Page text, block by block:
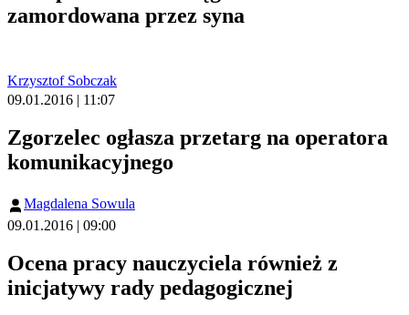
zamordowana przez syna
Krzysztof Sobczak
09.01.2016 | 11:07
Zgorzelec ogłasza przetarg na operatora
komunikacyjnego
Magdalena Sowula
09.01.2016 | 09:00
Ocena pracy nauczyciela również z
inicjatywy rady pedagogicznej